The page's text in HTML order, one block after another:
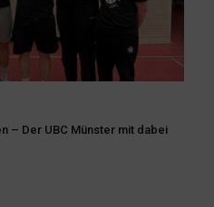
– Der UBC Münster mit dabei